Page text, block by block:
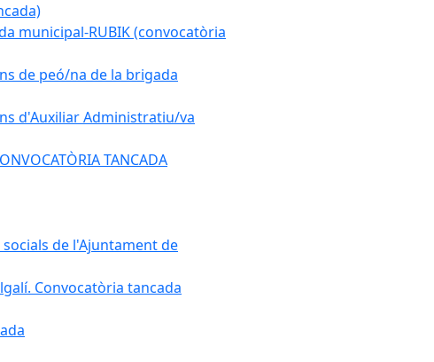
municipal-RUBIK (convocatòria
de peó/na de la brigada
d'Auxiliar Administratiu/va
TANCADA
de l'Ajuntament de
Convocatòria tancada